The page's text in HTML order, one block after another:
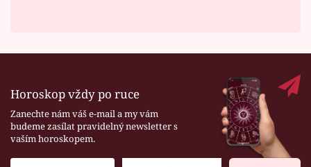
Horoskop vždy po ruce
Zanechte nám váš e-mail a my vám
budeme zasílat pravidelný newsletter s
vaším horoskopem.